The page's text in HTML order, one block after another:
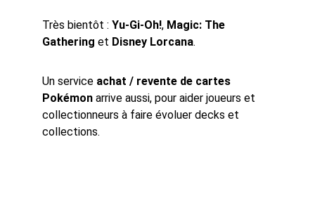
Très bientôt : Yu-Gi-Oh!, Magic: The
Gathering et Disney Lorcana.
Un service achat / revente de cartes
Pokémon arrive aussi, pour aider joueurs et
collectionneurs à faire évoluer decks et
collections.